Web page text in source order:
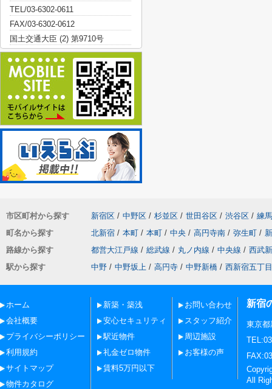
TEL/03-6302-0611
FAX/03-6302-0612
国土交通大臣 (2) 第9710号
市区町村から探す 新宿区 / 中野区 / 杉並区 / 世田谷区 / 渋谷区 / 練
町名から探す
北新宿 / 本町 / 本町 / 中央 / 高円寺南 / 弥生町 /
路線から探す
都営大江戸線 / 総武線 / 丸ノ内線 / 中央線 / 西武
駅から探す
中野 / 中野坂上 / 高円寺 / 中野新橋 / 西新宿五丁目
ホーム
会社概要
プライバシーポリシー
利用規約
サイトマップ
物件カタログ
新築・築浅
安心セキュリティ
駅近物件
礼金ゼロ物件
賃料5万円以下
お問い合わせ
スタッフ紹介
周辺施設
お客様の声
新宿
東京都
All